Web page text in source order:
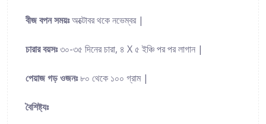
বীজ বপন সময়ঃ অক্টোবর থকে নভেম্বর|
চারার বয়সঃ ৩০-৩৫ দিনের চারা, ৪ X ৫ ইঞ্চি পর পর লাগান |
পেয়াজ গড় ওজনঃ ৮০ থেকে ১০০ গ্রাম|
বৈশিষ্ট্যঃ